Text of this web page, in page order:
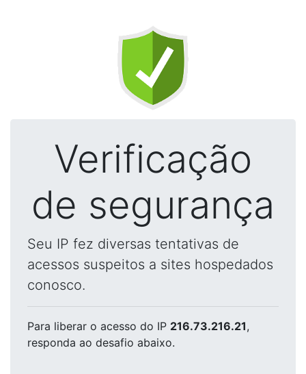
Verificação
de segurança
Seu IP fez diversas tentativas de
acessos suspeitos a sites hospedados
conosco.
Para liberar o acesso do IP 216.73.216.21,
responda ao desafio abaixo.